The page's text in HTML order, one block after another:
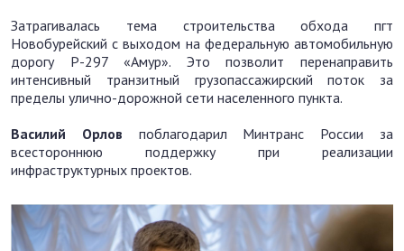
Затрагивалась тема строительства обхода пгт
Новобурейский с выходом на федеральную автомобильную
дорогу Р-297 «Амур». Это позволит перенаправить
интенсивный транзитный грузопассажирский поток за
пределы улично-дорожной сети населенного пункта.
Василий Орлов поблагодарил Минтранс России за
всестороннюю поддержку при реализации
инфраструктурных проектов.